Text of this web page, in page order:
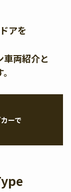
アを
車両紹介と
ーで